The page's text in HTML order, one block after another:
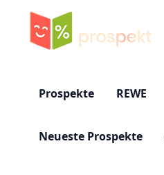
Prospekte REWE
Neueste Prospekte